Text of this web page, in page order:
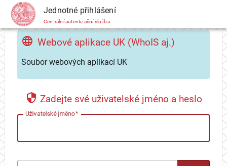
CAS Jednotné přihlášení
Centrální autentizační služba
Webové aplikace UK (WhoIS aj.)
Soubor webových aplikací UK
Zadejte své uživatelské jméno a heslo
Uživatelské jméno